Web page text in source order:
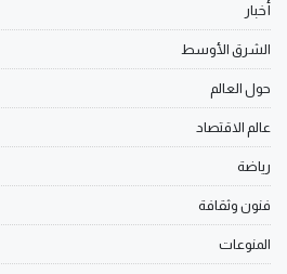
أخبار
الشرق الأوسط
حول العالم
عالم الاقتصاد
رياضة
فنون وثقافة
المنوعات